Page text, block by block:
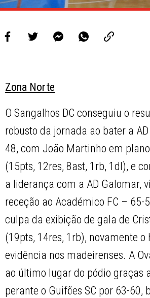
Zona Norte
O Sangalhos DC conseguiu o
robusto da jornada ao bater a
48, com João Martinho em
(15pts, 12res, 8ast, 1rb, 1dl), e
a liderança com a AD Galomar,
receção ao Académico FC – 65-
culpa da exibição de gala de
(19pts, 14res, 1rb), novamente o
evidência nos madeirenses. A
ao último lugar do pódio graças
perante o Guifões SC por 63-60,